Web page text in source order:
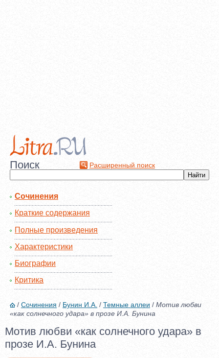
Поиск Расширенный поиск
Сочинения
Краткие содержания
Полные произведения
Характеристики
Биографии
Критика
/ Сочинения / Бунин И.А. / Темные аллеи / Мотив любви
«как солнечного удара» в прозе И.А. Бунина
Мотив любви «как солнечного удара» в
прозе И.А. Бунина